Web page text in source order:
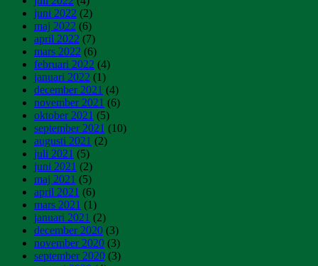
juni 2022 (2)
maj 2022 (6)
april 2022 (7)
mars 2022 (6)
februari 2022 (4)
januari 2022 (1)
december 2021 (4)
november 2021 (6)
oktober 2021 (5)
september 2021 (10)
augusti 2021 (2)
juli 2021 (5)
juni 2021 (2)
maj 2021 (5)
april 2021 (6)
mars 2021 (1)
januari 2021 (2)
december 2020 (3)
november 2020 (3)
september 2020 (3)